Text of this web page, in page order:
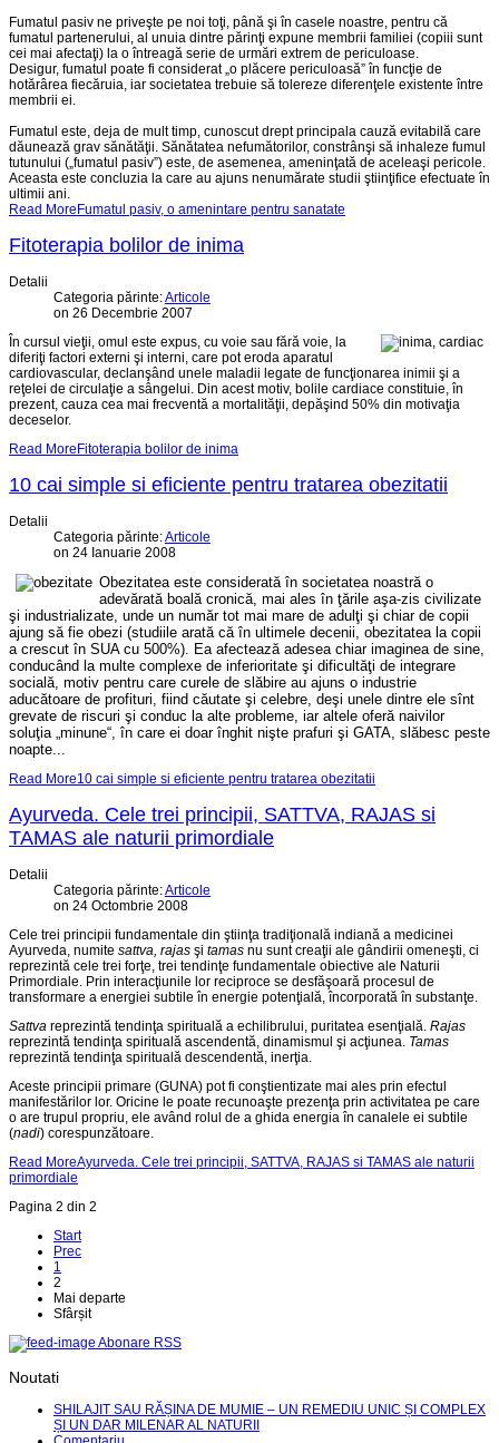
Fumatul pasiv ne priveşte pe noi toţi, până şi în casele noastre, pentru că
fumatul partenerului, al unuia dintre părinţi expune membrii familiei (copiii sunt
cei mai afectaţi) la o întreagă serie de urmări extrem de periculoase.
Desigur, fumatul poate fi considerat „o plăcere periculoasă” în funcţie de
hotărârea fiecăruia, iar societatea trebuie să tolereze diferenţele existente între
membrii ei.
Fumatul este, deja de mult timp, cunoscut drept principala cauză evitabilă care
dăunează grav sănătăţii. Sănătatea nefumătorilor, constrânşi să inhaleze fumul
tutunului („fumatul pasiv”) este, de asemenea, ameninţată de aceleaşi pericole.
Aceasta este concluzia la care au ajuns nenumărate studii ştiinţifice efectuate în
ultimii ani.
Read MoreFumatul pasiv, o amenintare pentru sanatate
Fitoterapia bolilor de inima
Detalii
Categoria părinte:Articole
on 26 Decembrie 2007
În cursul vieţii, omul este expus, cu voie sau fără voie, la
diferiţi factori externi şi interni, care pot eroda aparatul
cardiovascular, declanşând unele maladii legate de funcţionarea inimii şi a
reţelei de circulaţie a sângelui. Din acest motiv, bolile cardiace constituie, în
prezent, cauza cea mai frecventă a mortalităţii, depăşind 50% din motivaţia
deceselor.
Read MoreFitoterapia bolilor de inima
10 cai simple si eficiente pentru tratarea obezitatii
Detalii
Categoria părinte:Articole
on 24 Ianuarie 2008
Obezitatea este considerată în societatea noastră o
adevărată boală cronică, mai ales în ţările aşa-zis civilizate
şi industrializate, unde un număr tot mai mare de adulţi şi chiar de copii
ajung să fie obezi (studiile arată că în ultimele decenii, obezitatea la copii
a crescut în SUA cu 500%). Ea afectează adesea chiar imaginea de sine,
conducând la multe complexe de inferioritate şi dificultăţi de integrare
socială, motiv pentru care curele de slăbire au ajuns o industrie
aducătoare de profituri, fiind căutate şi celebre, deşi unele dintre ele sînt
grevate de riscuri şi conduc la alte probleme, iar altele oferă naivilor
soluţia „minune“, în care ei doar înghit nişte prafuri şi GATA, slăbesc peste
noapte...
Read More10 cai simple si eficiente pentru tratarea obezitatii
Ayurveda. Cele trei principii, SATTVA, RAJAS si
TAMAS ale naturii primordiale
Detalii
Categoria părinte:Articole
on 24 Octombrie 2008
Cele trei principii fundamentale din ştiinţa tradiţională indiană a medicinei
Ayurveda, numite sattva, rajas şi tamas nu sunt creaţii ale gândirii omeneşti, ci
reprezintă cele trei forţe, trei tendinţe fundamentale obiective ale Naturii
Primordiale. Prin inter­acţiunile lor reciproce se desfăşoară procesul de
transformare a energiei subtile în energie potenţială, încorporată în substanţe.
Sattva reprezintă tendinţa spirituală a echilibrului, puritatea esenţială. Rajas
reprezintă tendinţa spirituală ascendentă, dinamismul şi acţiunea. Tamas
reprezintă tendinţa spirituală descendentă, inerţia.
Aceste principii primare (GUNA) pot fi conştientizate mai ales prin efectul
manifestărilor lor. Oricine le poate recunoaşte prezenţa prin activitatea pe care
o are trupul propriu, ele având rolul de a ghida energia în canalele ei subtile
(nadi) corespunzătoare.
Read MoreAyurveda. Cele trei principii, SATTVA, RAJAS si TAMAS ale naturii
primordiale
Pagina 2 din 2
Start
Prec
1
2
Mai departe
Sfârșit
Abonare RSS
Noutati
SHILAJIT SAU RĂȘINA DE MUMIE – UN REMEDIU UNIC ȘI COMPLEX
ȘI UN DAR MILENAR AL NATURII